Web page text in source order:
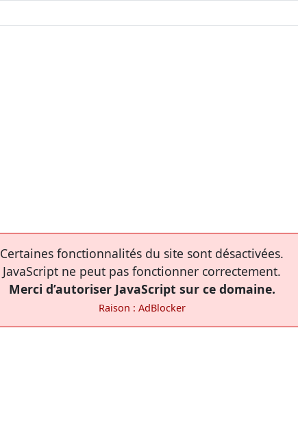
Certaines fonctionnalités du site sont désactivées.
JavaScript ne peut pas fonctionner correctement.
Merci d’autoriser JavaScript sur ce domaine.
Raison : AdBlocker